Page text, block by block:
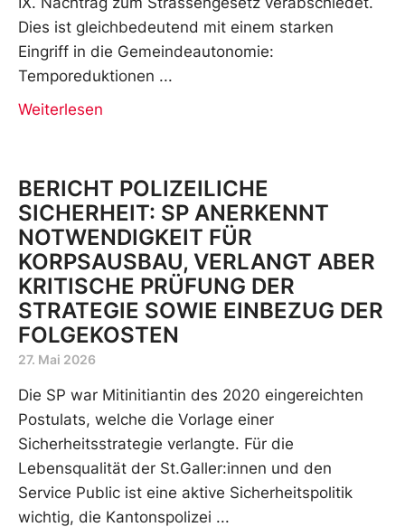
Dies ist gleichbedeutend mit einem starken
Eingriff in die Gemeindeautonomie:
Temporeduktionen
Weiterlesen
BERICHT POLIZEILICHE
SICHERHEIT: SP ANERKENNT
NOTWENDIGKEIT FÜR
KORPSAUSBAU, VERLANGT ABER
KRITISCHE PRÜFUNG DER
STRATEGIE SOWIE EINBEZUG DER
FOLGEKOSTEN
27. Mai 2026
Die SP war Mitinitiantin des 2020 eingereichten
Postulats, welche die Vorlage einer
Sicherheitsstrategie verlangte. Für die
Lebensqualität der St.Galler:innen und den
Service Public ist eine aktive Sicherheitspolitik
wichtig, die Kantonspolizei